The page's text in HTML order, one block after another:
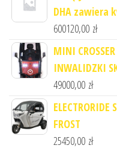
DHA zawiera
600120,00 zł
MINI
INWALIDZKI
49000,00 zł
ELECTRORIDE
FROST
25450,00 zł